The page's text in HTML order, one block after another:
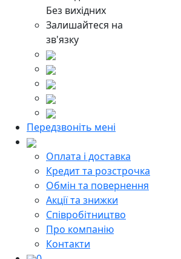
Без вихідних
Залишайтеся на
зв'язку
Передзвоніть мені
Оплата і доставка
Кредит та розстрочка
Обмін та повернення
Акції та знижки
Cпівробітництво
Про компанію
Контакти